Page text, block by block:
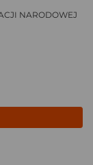
NARODOWEJ